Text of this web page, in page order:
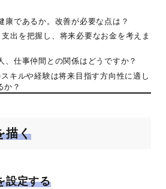
康であるか。改善が必要な点は？
出を把握し、将来必要なお金を考えま
、仕事仲間との関係はどうですか？
キルや経験は将来目指す方向性に適し
か？
描く
設定する